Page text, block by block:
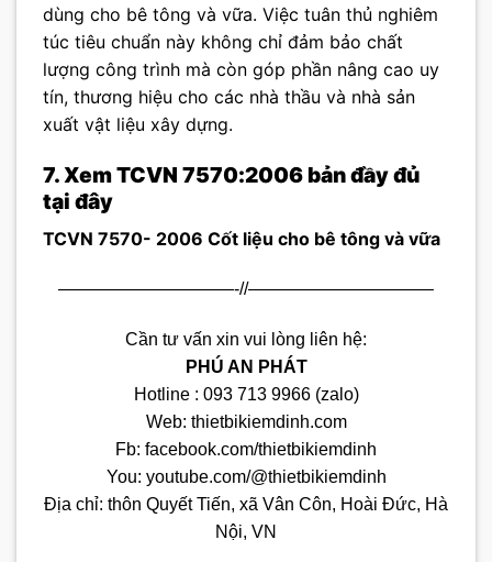
dùng cho bê tông và vữa. Việc tuân thủ nghiêm
túc tiêu chuẩn này không chỉ đảm bảo chất
lượng công trình mà còn góp phần nâng cao uy
tín, thương hiệu cho các nhà thầu và nhà sản
xuất vật liệu xây dựng.
7. Xem TCVN 7570:2006 bản đầy đủ
tại đây
TCVN 7570- 2006 Cốt liệu cho bê tông và vữa
——————————-//——————————–
Cần tư vấn xin vui lòng liên hệ:
PHÚ AN PHÁT
Hotline : 093 713 9966 (zalo)
Web: thietbikiemdinh.com
Fb: facebook.com/thietbikiemdinh
You: youtube.com/@thietbikiemdinh
Địa chỉ: thôn Quyết Tiến, xã Vân Côn, Hoài Đức, Hà
Nội, VN